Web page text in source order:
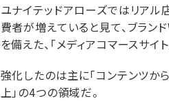
ユナイテッドアローズではリアル
費者が増えていると見て、ブラン
を備えた、「メディアコマースサイ
強化したのは主に「コンテンツか
上」の4つの領域だ。